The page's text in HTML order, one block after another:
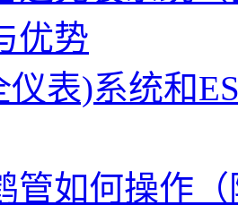
优势
仪表)系统和
管如何操作